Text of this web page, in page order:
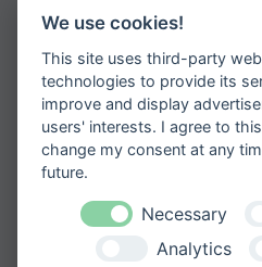
Jetzt zum
Erhalten Sie
neueste
Please
Mit der Anmeldung
stimmen Sie zu,
Informationen im
We use cookies!
This site uses third-party
technologies to provide its
improve and display
users' interests. I agree to
change my consent at any
future.
Necessary
Analytics